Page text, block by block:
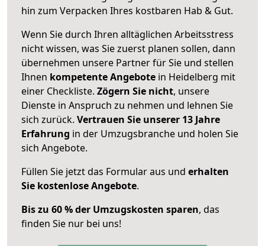
hin zum Verpacken Ihres kostbaren Hab & Gut.
Wenn Sie durch Ihren alltäglichen Arbeitsstress
nicht wissen, was Sie zuerst planen sollen, dann
übernehmen unsere Partner für Sie und stellen
Ihnen kompetente Angebote in Heidelberg mit
einer Checkliste. Zögern Sie nicht, unsere
Dienste in Anspruch zu nehmen und lehnen Sie
sich zurück. Vertrauen Sie unserer 13 Jahre
Erfahrung in der Umzugsbranche und holen Sie
sich Angebote.
Füllen Sie jetzt das Formular aus und erhalten
Sie kostenlose Angebote.
Bis zu 60 % der Umzugskosten sparen, das
finden Sie nur bei uns!